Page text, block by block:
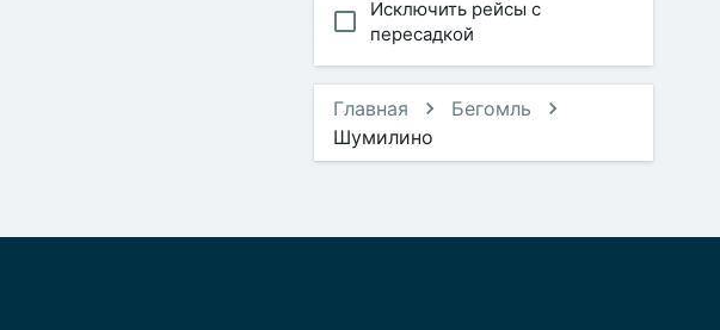
Исключить рейсы с
пересадкой
Главная
Бегомль
Шумилино